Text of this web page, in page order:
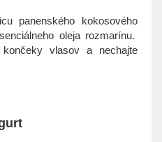
panenského kokosového
oleja rozmarínu.
vlasov a nechajte